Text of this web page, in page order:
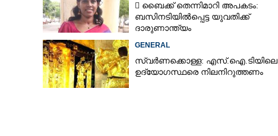
 ബൈക്ക് തെന്നിമാറി അപകടം:
ബസിനടിയിൽപ്പെട്ട യുവതിക്ക്
ദാരുണാന്ത്യം
GENERAL
സ്വർണക്കൊള്ള: എസ്.ഐ.ടിയിലെ
ഉദ്യോഗസ്ഥരെ നിലനിറുത്തണം